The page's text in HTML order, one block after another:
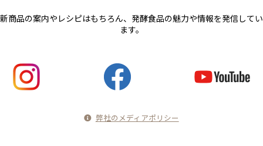
新商品の案内やレシピはもちろん、発酵食品の魅力や情報を発信してい
ます。
弊社のメディアポリシー